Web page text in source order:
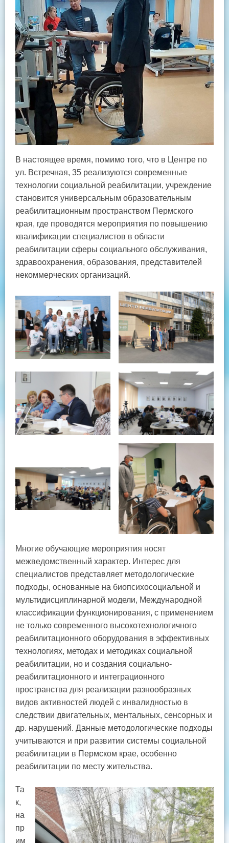
В настоящее время, помимо того, что в Центре по
ул. Встречная, 35 реализуются современные
технологии социальной реабилитации, учреждение
становится универсальным образовательным
реабилитационным пространством Пермского
края, где проводятся мероприятия по повышению
квалификации специалистов в области
реабилитации сферы социального обслуживания,
здравоохранения, образования, представителей
некоммерческих организаций.
Многие обучающие мероприятия носят
межведомственный характер. Интерес для
специалистов представляет методологические
подходы, основанные на биопсихосоциальной и
мультидисциплинарной модели, Международной
классификации функционирования, с применением
не только современного высокотехнологичного
реабилитационного оборудования в эффективных
технологиях, методах и методиках социальной
реабилитации, но и создания социально-
реабилитационного и интеграционного
пространства для реализации разнообразных
видов активностей людей с инвалидностью в
следствии двигательных, ментальных, сенсорных и
др. нарушений. Данные методологические подходы
учитываются и при развитии системы социальной
реабилитации в Пермском крае, особенно
реабилитации по месту жительства.
Та
к,
на
пр
им